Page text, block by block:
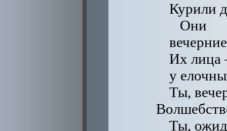
Курили
Они
Их лица
у
Ты,
Ты,